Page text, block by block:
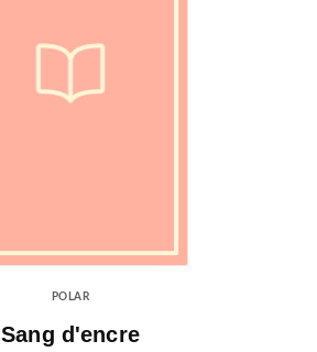
POLAR
Sang d'encre